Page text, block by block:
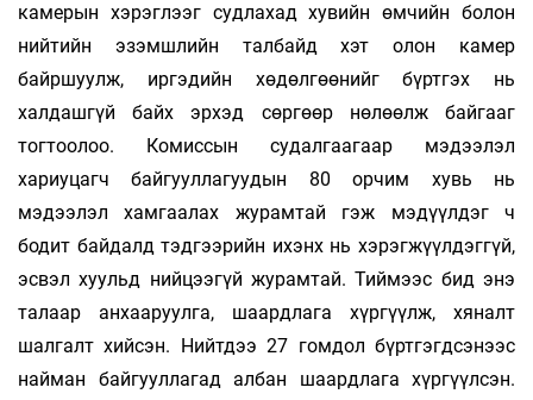
камерын хэрэглээг судлахад хувийн өмчийн болон
нийтийн эзэмшлийн талбайд хэт олон камер
байршуулж, иргэдийн хөдөлгөөнийг бүртгэх нь
халдашгүй байх эрхэд сөргөөр нөлөөлж байгааг
тогтоолоо. Комиссын судалгаагаар мэдээлэл
хариуцагч байгууллагуудын 80 орчим хувь нь
мэдээлэл хамгаалах журамтай гэж мэдүүлдэг ч
бодит байдалд тэдгээрийн ихэнх нь хэрэгжүүлдэггүй,
эсвэл хуульд нийцээгүй журамтай. Тиймээс бид энэ
талаар анхааруулга, шаардлага хүргүүлж, хяналт
шалгалт хийсэн. Нийтдээ 27 гомдол бүртгэгдсэнээс
найман байгууллагад албан шаардлага хүргүүлсэн.